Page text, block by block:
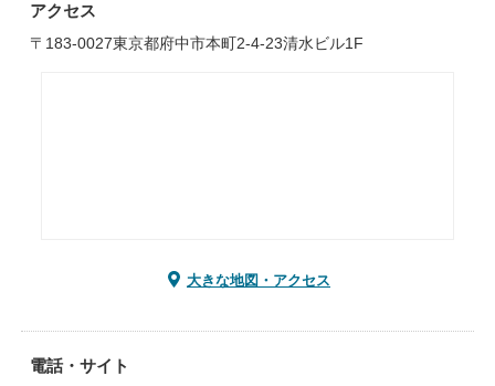
アクセス
〒183-0027東京都府中市本町2-4-23清水ビル1F
大きな地図・アクセス
電話・サイト